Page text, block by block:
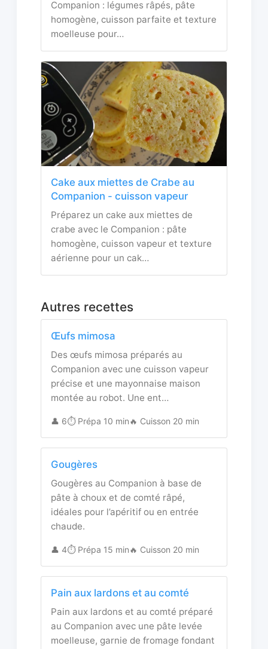
Companion : légumes râpés, pâte
homogène, cuisson parfaite et texture
moelleuse pour…
Cake aux miettes de Crabe au
Companion - cuisson vapeur
Préparez un cake aux miettes de
crabe avec le Companion : pâte
homogène, cuisson vapeur et texture
aérienne pour un cak…
Autres recettes
Œufs mimosa
Des œufs mimosa préparés au
Companion avec une cuisson vapeur
précise et une mayonnaise maison
montée au robot. Une ent…
👤 6⏱️ Prépa 10 min🔥 Cuisson 20 min
Gougères
Gougères au Companion à base de
pâte à choux et de comté râpé,
idéales pour l’apéritif ou en entrée
chaude.
👤 4⏱️ Prépa 15 min🔥 Cuisson 20 min
Pain aux lardons et au comté
Pain aux lardons et au comté préparé
au Companion avec une pâte levée
moelleuse, garnie de fromage fondant